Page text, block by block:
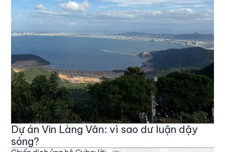
Dự án Vin Làng Vân: vì sao dư luận dậy
sóng?